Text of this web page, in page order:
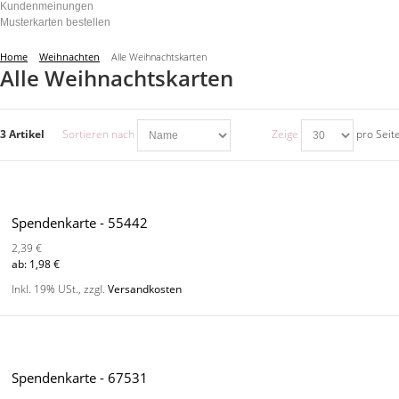
Kundenmeinungen
Musterkarten bestellen
Home Weihnachten Alle Weihnachtskarten
Alle Weihnachtskarten
3 Artikel Sortieren nach Zeige pro
Spendenkarte - 55442
2,39 €
ab: 1,98 €
Inkl. 19% USt.,zzgl.Versandkosten
Spendenkarte - 67531